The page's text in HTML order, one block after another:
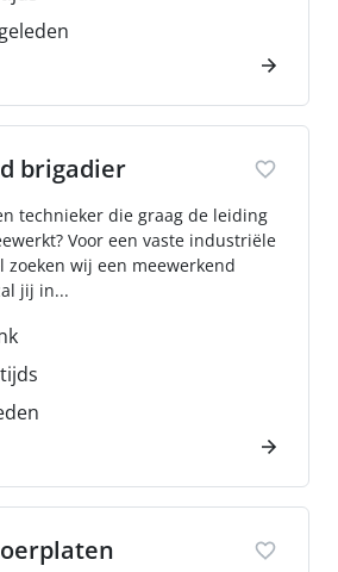
brigadier
technieker die graag de leiding
Voor een vaste industriële
zoeken wij een meewerkend
jij in...